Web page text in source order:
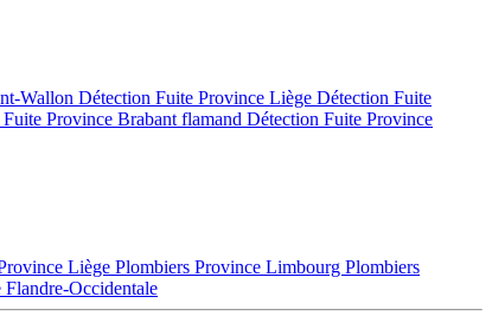
Wallon Détection Fuite Province Liège Détection Fuite
Province Brabant flamand Détection Fuite Province
Liège Plombiers Province Limbourg Plombiers
Occidentale